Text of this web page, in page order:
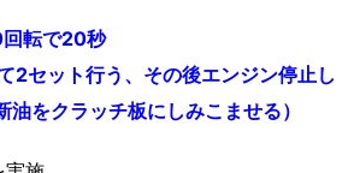
転で20秒
2セット行う、その後エンジン停止し
をクラッチ板にしみこませる）